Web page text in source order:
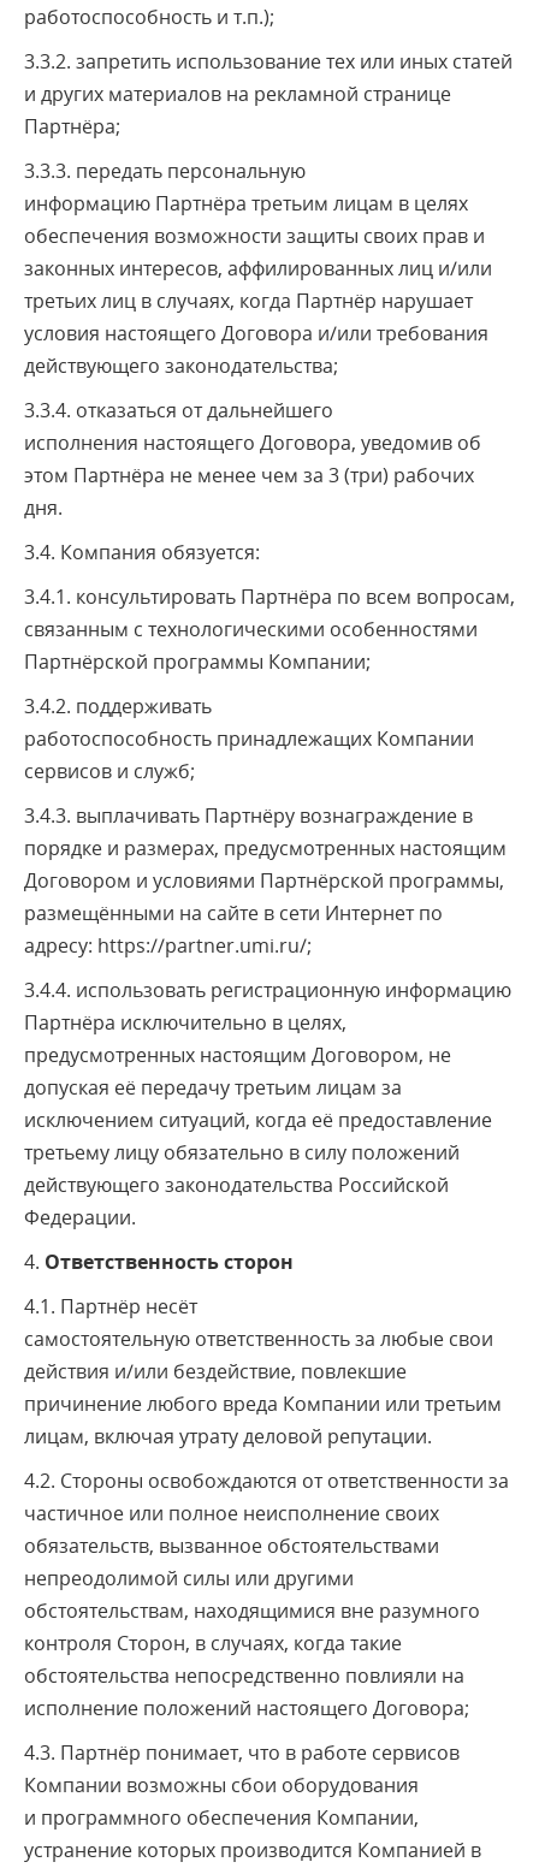
работоспособность и т.п.);
3.3.2. запретить использование тех или иных статей
и других материалов на рекламной странице
Партнёра;
3.3.3. передать персональную
информацию Партнёра третьим лицам в целях
обеспечения возможности защиты своих прав и
законных интересов, аффилированных лиц и/или
третьих лиц в случаях, когда Партнёр нарушает
условия настоящего Договора и/или требования
действующего законодательства;
3.3.4. отказаться от дальнейшего
исполнения настоящего Договора, уведомив об
этом Партнёра не менее чем за 3 (три) рабочих
дня.
3.4. Компания обязуется:
3.4.1. консультировать Партнёра по всем вопросам,
связанным с технологическими особенностями
Партнёрской программы Компании;
3.4.2. поддерживать
работоспособность принадлежащих Компании
сервисов и служб;
3.4.3. выплачивать Партнёру вознаграждение в
порядке и размерах, предусмотренных настоящим
Договором и условиями Партнёрской программы,
размещёнными на сайте в сети Интернет по
адресу: https://partner.umi.ru/;
3.4.4. использовать регистрационную информацию
Партнёра исключительно в целях,
предусмотренных настоящим Договором, не
допуская её передачу третьим лицам за
исключением ситуаций, когда её предоставление
третьему лицу обязательно в силу положений
действующего законодательства Российской
Федерации.
4. Ответственность сторон
4.1. Партнёр несёт
самостоятельную ответственность за любые свои
действия и/или бездействие, повлекшие
причинение любого вреда Компании или третьим
лицам, включая утрату деловой репутации.
4.2. Стороны освобождаются от ответственности за
частичное или полное неисполнение своих
обязательств, вызванное обстоятельствами
непреодолимой силы или другими
обстоятельствам, находящимися вне разумного
контроля Сторон, в случаях, когда такие
обстоятельства непосредственно повлияли на
исполнение положений настоящего Договора;
4.3. Партнёр понимает, что в работе сервисов
Компании возможны сбои оборудования
и программного обеспечения Компании,
устранение которых производится Компанией в